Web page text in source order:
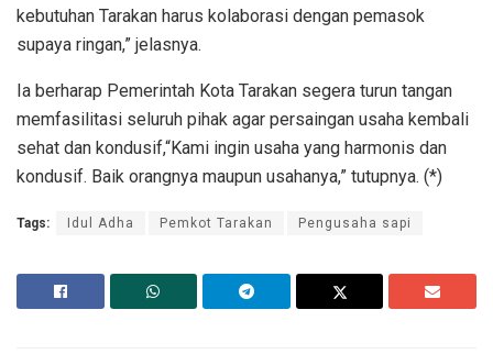
kebutuhan Tarakan harus kolaborasi dengan pemasok
supaya ringan,” jelasnya.
Ia berharap Pemerintah Kota Tarakan segera turun tangan
memfasilitasi seluruh pihak agar persaingan usaha kembali
sehat dan kondusif,“Kami ingin usaha yang harmonis dan
kondusif. Baik orangnya maupun usahanya,” tutupnya. (*)
Tags: Idul Adha Pemkot Tarakan Pengusaha sapi